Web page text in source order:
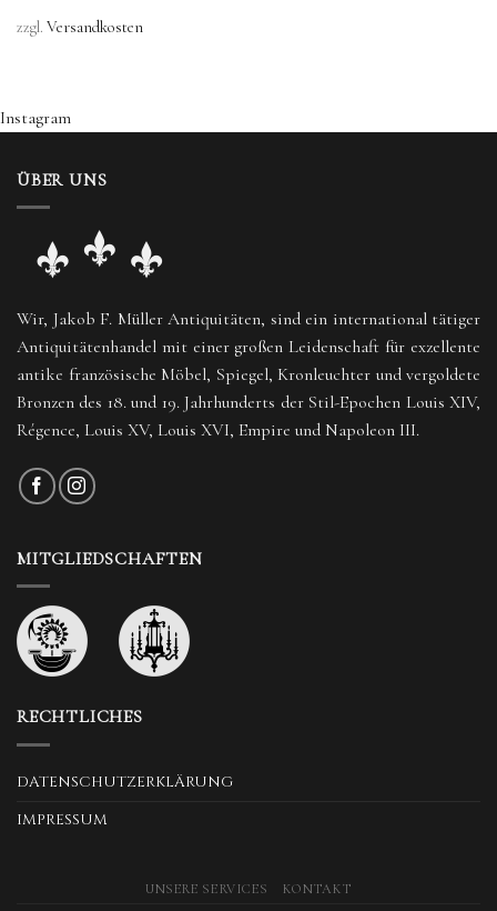
zzgl. Versandkosten
Instagram
ÜBER UNS
Wir, Jakob F. Müller Antiquitäten, sind ein international tätiger
Antiquitätenhandel mit einer großen Leidenschaft für exzellente
antike französische Möbel, Spiegel, Kronleuchter und vergoldete
Bronzen des 18. und 19. Jahrhunderts der Stil-Epochen Louis XIV,
Régence, Louis XV, Louis XVI, Empire und Napoleon III.
MITGLIEDSCHAFTEN
RECHTLICHES
DATENSCHUTZERKLÄRUNG
IMPRESSUM
UNSERE SERVICES KONTAKT